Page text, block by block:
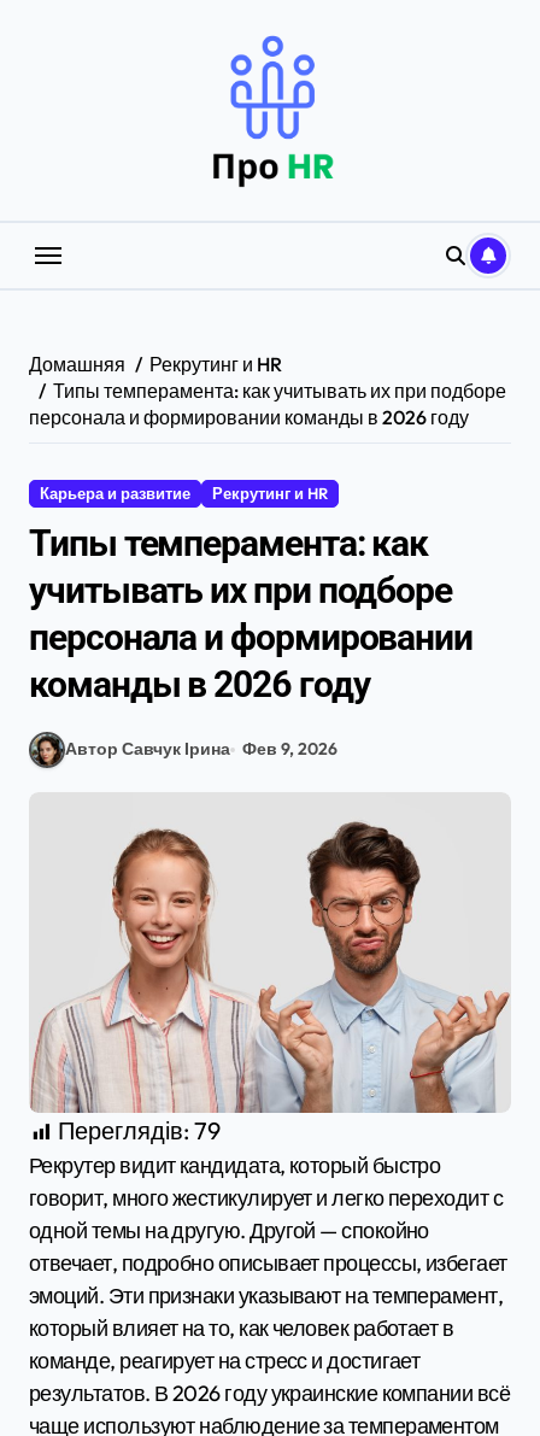
Домашняя
Рекрутинг и HR
Типы темперамента: как учитывать их при подборе
персонала и формировании команды в 2026 году
Карьера и развитие Рекрутинг и HR
Типы темперамента: как
учитывать их при подборе
персонала и формировании
команды в 2026 году
Автор Савчук Ірина Фев 9, 2026
Переглядів: 79
Рекрутер видит кандидата, который быстро
говорит, много жестикулирует и легко переходит с
одной темы на другую. Другой — спокойно
отвечает, подробно описывает процессы, избегает
эмоций. Эти признаки указывают на темперамент,
который влияет на то, как человек работает в
команде, реагирует на стресс и достигает
результатов. В 2026 году украинские компании всё
чаще используют наблюдение за темпераментом